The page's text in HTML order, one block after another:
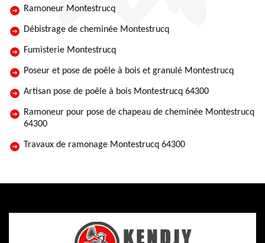
Ramoneur Montestrucq
Débistrage de cheminée Montestrucq
Fumisterie Montestrucq
Poseur et pose de poêle à bois et granulé Montestrucq
Artisan pose de poêle à bois Montestrucq 64300
Ramoneur pour pose de chapeau de cheminée Montestrucq
64300
Travaux de ramonage Montestrucq 64300